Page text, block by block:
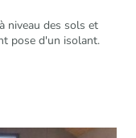
niveau des sols et
pose d'un isolant.